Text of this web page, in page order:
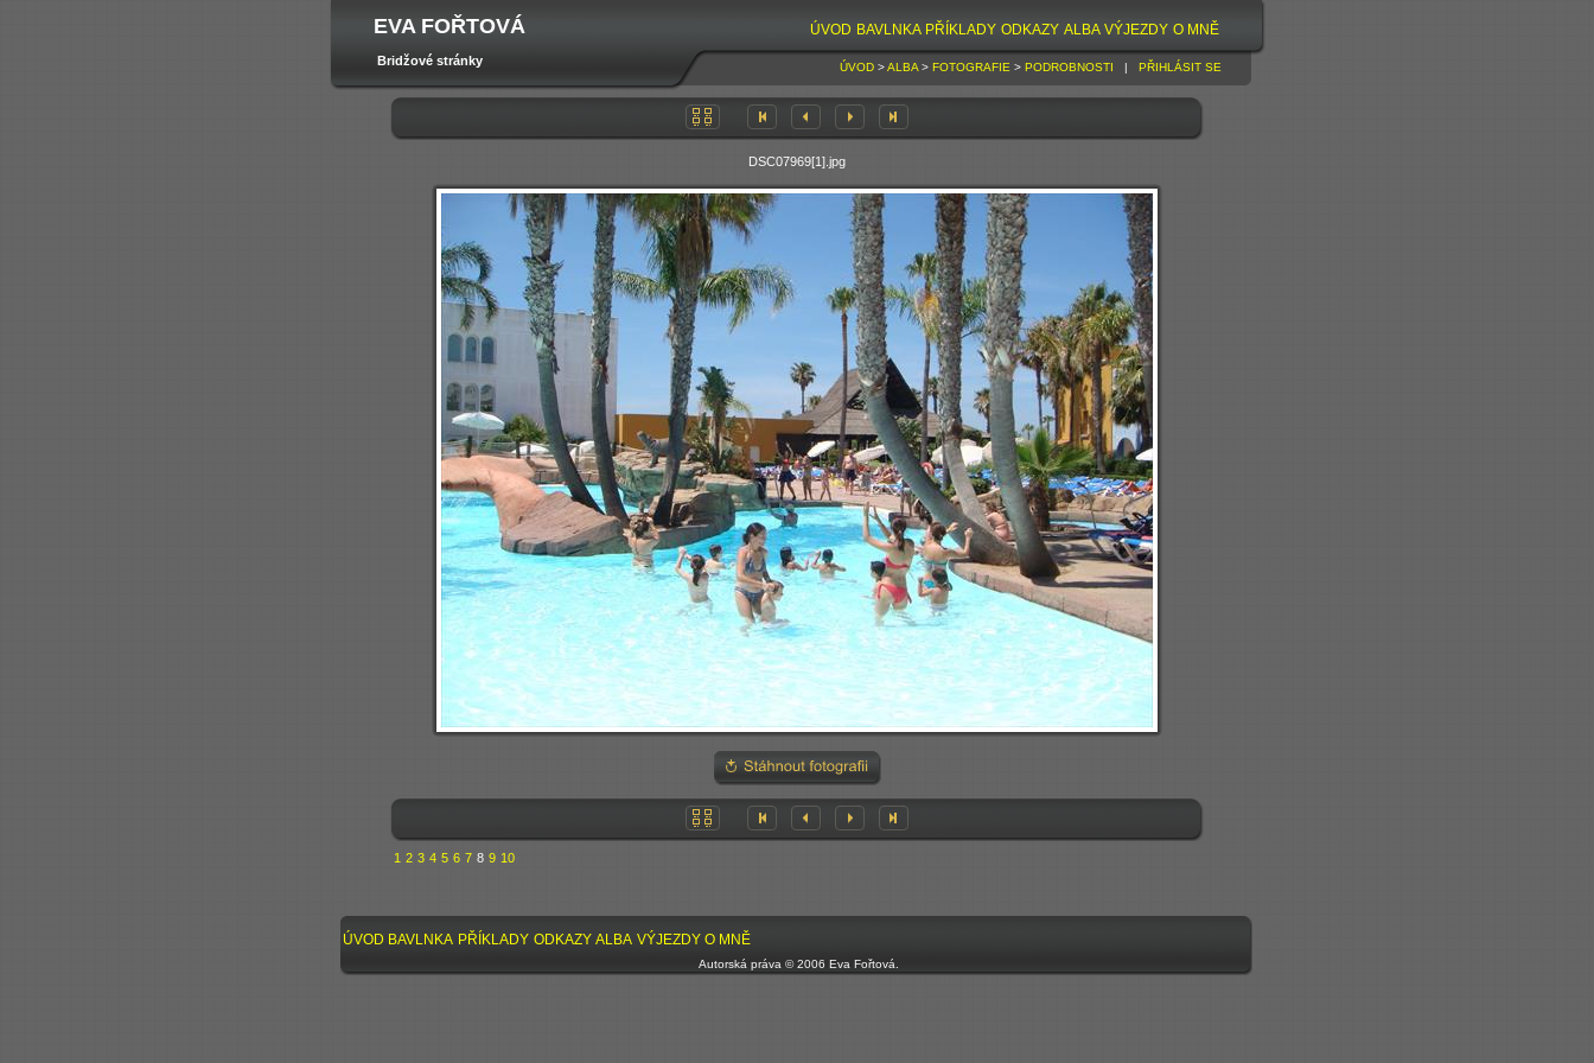
EVA FOŘTOVÁ
Bridžové stránky
ÚVOD BAVLNKA PŘÍKLADY ODKAZY ALBA VÝJEZDY O MNĚ
ÚVOD>ALBA> FOTOGRAFIE > PODROBNOSTI | PŘIHLÁSIT SE
DSC07969[1].jpg
1 2 3 4 5 6 7 8 9 10
ÚVOD BAVLNKA PŘÍKLADY ODKAZY ALBA VÝJEZDY O MNĚ
Autorská práva © 2006 Eva Fořtová.